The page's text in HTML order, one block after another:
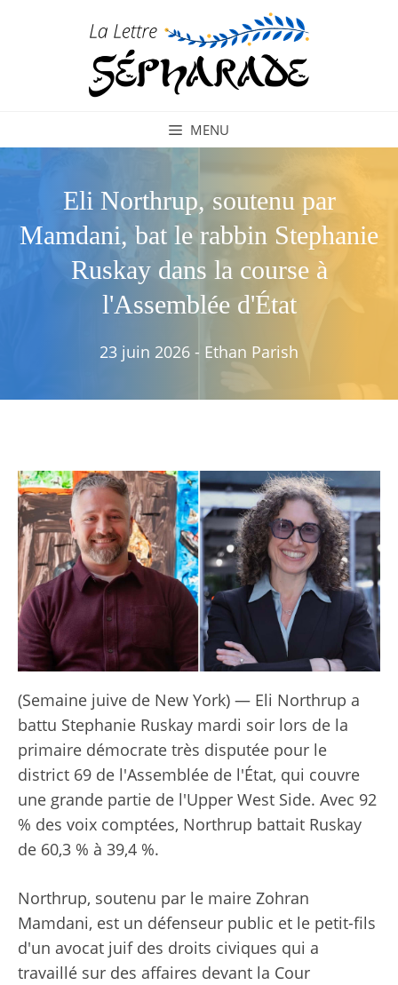
MENU
Eli Northrup, soutenu par
Mamdani, bat le rabbin Stephanie
Ruskay dans la course à
l'Assemblée d'État
23 juin 2026 - Ethan Parish
(Semaine juive de New York) — Eli Northrup a
battu Stephanie Ruskay mardi soir lors de la
primaire démocrate très disputée pour le
district 69 de l'Assemblée de l'État, qui couvre
une grande partie de l'Upper West Side. Avec 92
% des voix comptées, Northrup battait Ruskay
de 60,3 % à 39,4 %.
Northrup, soutenu par le maire Zohran
Mamdani, est un défenseur public et le petit-fils
d'un avocat juif des droits civiques qui a
travaillé sur des affaires devant la Cour